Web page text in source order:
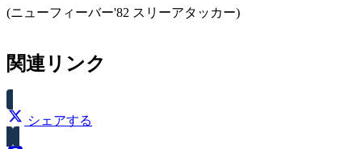
(ニューフィーバー'82 スリーアタッカー)
スペック
賞球数（ALL15）
関連リンク
シェアする